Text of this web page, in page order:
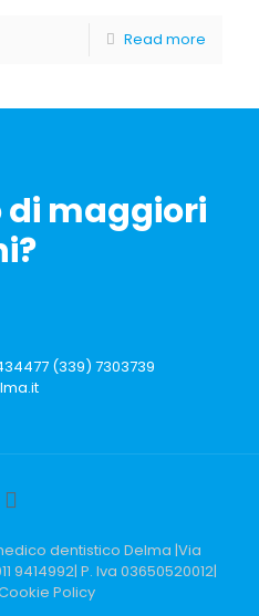
Read more
di maggiori
(339) 7303739
dentistico Delma |Via
9414992| P. Iva 03650520012|
Policy